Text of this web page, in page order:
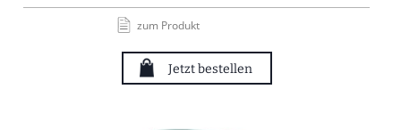
zum Produkt
Jetzt bestellen